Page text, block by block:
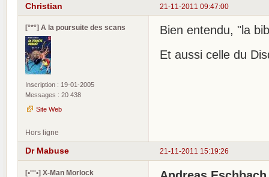
21-11-2011 09:47:00
Christian
[°*°] A la poursuite des scans
Inscription : 19-01-2005
Messages : 20 438
Site Web
Bien entendu, "la
Et aussi celle du
Hors ligne
21-11-2011 15:19:26
Dr Mabuse
[•°°•] X-Man Morlock